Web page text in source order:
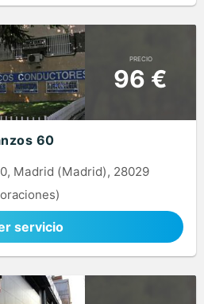
PRECIO
96 €
60
Madrid (Madrid), 28029
servicio